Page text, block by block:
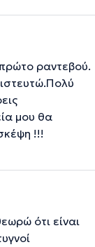
ραντεβού.
μου θα
!!!
ότι είναι